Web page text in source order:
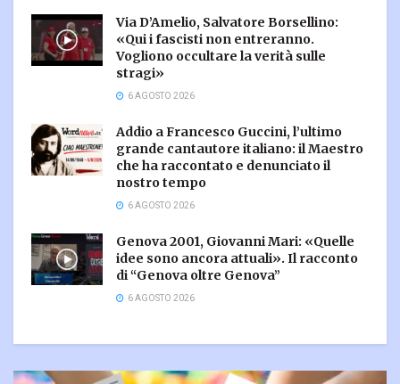
Via D’Amelio, Salvatore Borsellino:
«Qui i fascisti non entreranno.
Vogliono occultare la verità sulle
stragi»
6 AGOSTO 2026
Addio a Francesco Guccini, l’ultimo
grande cantautore italiano: il Maestro
che ha raccontato e denunciato il
nostro tempo
6 AGOSTO 2026
Genova 2001, Giovanni Mari: «Quelle
idee sono ancora attuali». Il racconto
di “Genova oltre Genova”
6 AGOSTO 2026